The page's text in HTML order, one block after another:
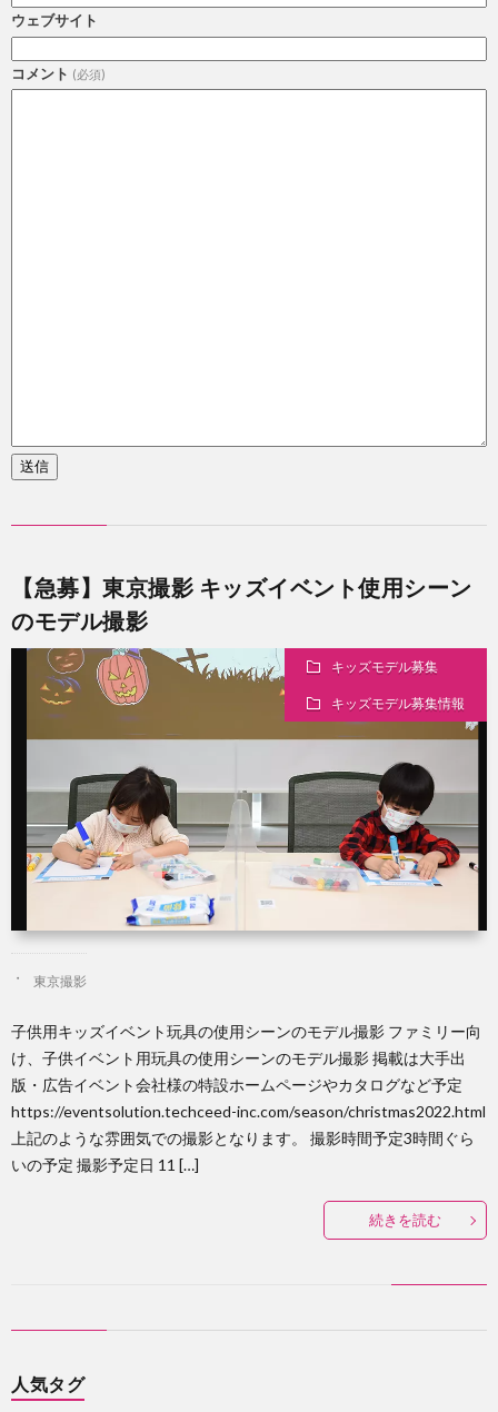
ウェブサイト
コメント (必須)
送信
【急募】東京撮影 キッズイベント使用シーン
のモデル撮影
キッズモデル募集
キッズモデル募集情報
東京撮影
子供用キッズイベント玩具の使用シーンのモデル撮影 ファミリー向
け、子供イベント用玩具の使用シーンのモデル撮影 掲載は大手出
版・広告イベント会社様の特設ホームページやカタログなど予定
https://eventsolution.techceed-inc.com/season/christmas2022.html
上記のような雰囲気での撮影となります。 撮影時間予定3時間ぐら
いの予定 撮影予定日 11 […]
続きを読む
人気タグ